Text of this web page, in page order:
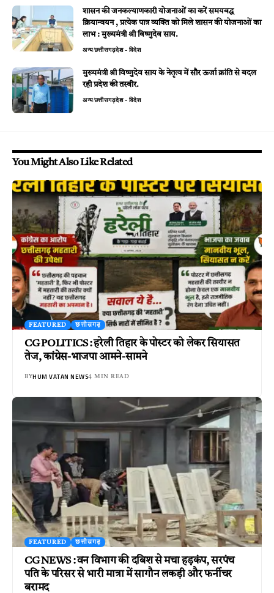
शासन की जनकल्याणकारी योजनाओं का करें समयबद्ध
क्रियान्वयन , प्रत्येक पात्र व्यक्ति को मिले शासन की योजनाओं का
लाभ : मुख्यमंत्री श्री विष्णुदेव साय.
अन्यछत्तीसगढ़देश - विदेश
मुख्यमंत्री श्री विष्णुदेव साय के नेतृत्व में सौर ऊर्जा क्रांति से बदल
रही प्रदेश की तस्वीर.
अन्यछत्तीसगढ़देश - विदेश
You Might Also Like Related
FEATURED छत्तीसगढ़
CG POLITICS : हरेली तिहार के पोस्टर को लेकर सियासत
तेज, कांग्रेस-भाजपा आमने-सामने
BYHUM VATAN NEWS4 MIN READ
FEATURED छत्तीसगढ़
CG NEWS : वन विभाग की दबिश से मचा हड़कंप, सरपंच
पति के परिसर से भारी मात्रा में सागौन लकड़ी और फर्नीचर
बरामद